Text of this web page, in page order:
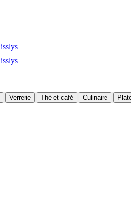
Verrerie Thé et café Culinaire